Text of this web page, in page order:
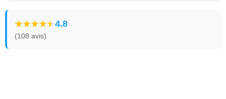
4.8
(108 avis)